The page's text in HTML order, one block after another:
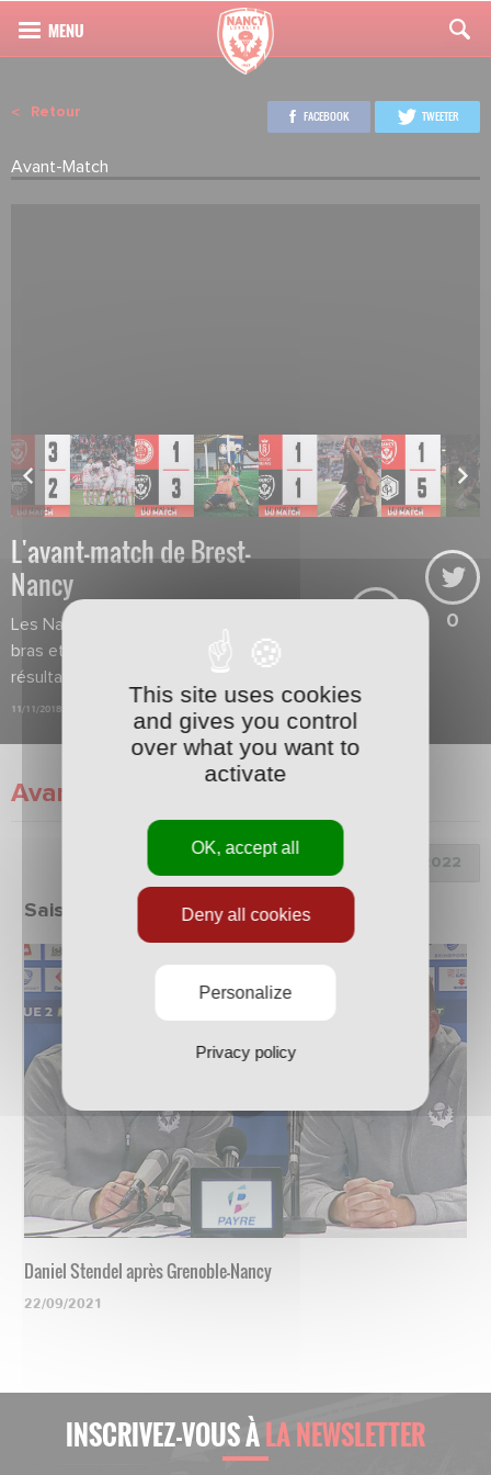
Retour
Avant-Match
FACEBOOK TWEETER
L'avant-match de Brest-
Nancy
Les Nancéiens ne baissent pas les
bras et sont déterminés à faire un
résultat.
11/11/2018
0
Avant-Match
Choix de la saison :
Saison 2021/2022
Daniel Stendel après Grenoble-Nancy
22/09/2021
INSCRIVEZ-VOUS ÀLA NEWSLETTER
This site uses cookies
and gives you control
over what you want to
activate
OK, accept all
Deny all cookies
Personalize
Privacy policy